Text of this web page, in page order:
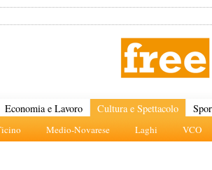
Economia e Lavoro Cultura e Spettacolo
Medio-Novarese Laghi VCO